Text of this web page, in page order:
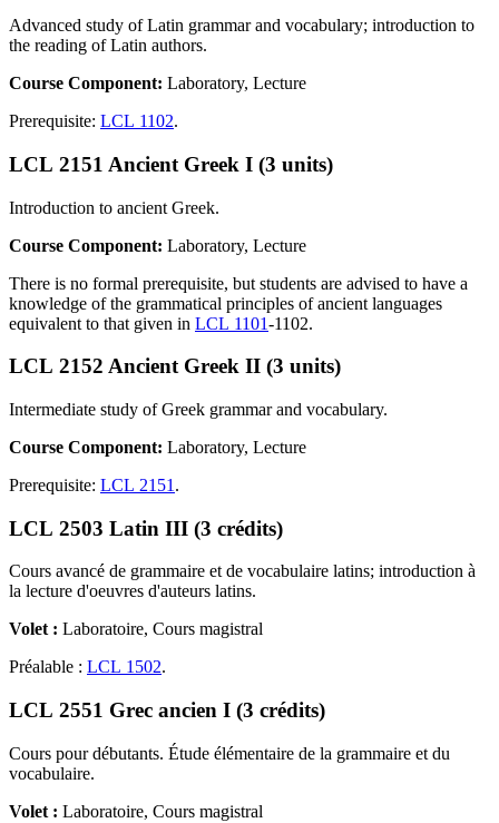
Advanced study of Latin grammar and vocabulary; introduction to
the reading of Latin authors.
Course Component: Laboratory, Lecture
Prerequisite: LCL 1102.
LCL 2151 Ancient Greek I (3 units)
Introduction to ancient Greek.
Course Component: Laboratory, Lecture
There is no formal prerequisite, but students are advised to have a
knowledge of the grammatical principles of ancient languages
equivalent to that given in LCL 1101-1102.
LCL 2152 Ancient Greek II (3 units)
Intermediate study of Greek grammar and vocabulary.
Course Component: Laboratory, Lecture
Prerequisite: LCL 2151 .
LCL 2503 Latin III (3 crédits)
Cours avancé de grammaire et de vocabulaire latins; introduction à
la lecture d'oeuvres d'auteurs latins.
Volet : Laboratoire, Cours magistral
Préalable : LCL 1502.
LCL 2551 Grec ancien I (3 crédits)
Cours pour débutants. Étude élémentaire de la grammaire et du
vocabulaire.
Volet : Laboratoire, Cours magistral